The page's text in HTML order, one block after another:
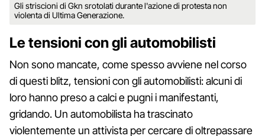
Gli striscioni di Gkn srotolati durante l'azione di protesta non
violenta di Ultima Generazione.
Le tensioni con gli automobilisti
Non sono mancate, come spesso avviene nel corso
di questi blitz, tensioni con gli automobilisti: alcuni di
loro hanno preso a calci e pugni i manifestanti,
gridando. Un automobilista ha trascinato
violentemente un attivista per cercare di oltrepassare